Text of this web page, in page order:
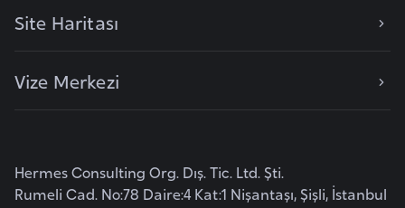
Site Haritası
Vize Merkezi
Hermes Consulting Org. Dış. Tic. Ltd. Şti.
Rumeli Cad. No:78 Daire:4 Kat:1 Nişantaşı, Şişli, İstanbul
E
o